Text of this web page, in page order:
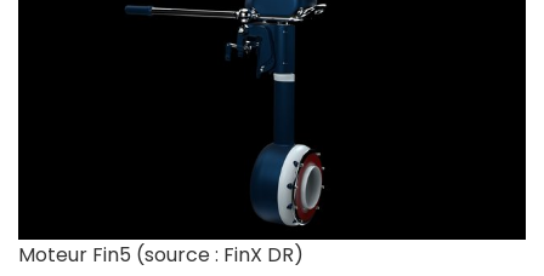
Moteur Fin5 (source : FinX DR)